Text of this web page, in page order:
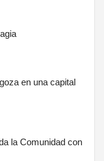
en una capital
la Comunidad con